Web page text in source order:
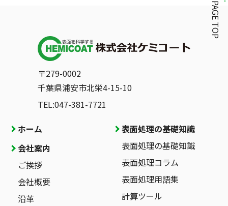
〒279-0002
千葉県浦安市北栄4-15-10
TEL:047-381-7721
ホーム
会社案内
ご挨拶
会社概要
沿革
表面処理の基礎知識
表面処理の基礎知識
表面処理コラム
表面処理用語集
計算ツール
PAGE TOP